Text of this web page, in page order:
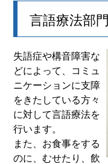
言語療法部門
失語症や構音障害な
どによって、コミュ
ニケーションに支障
をきたしている方々
に対して言語療法を
行います。
また、お食事をする
のに、むせたり、飲